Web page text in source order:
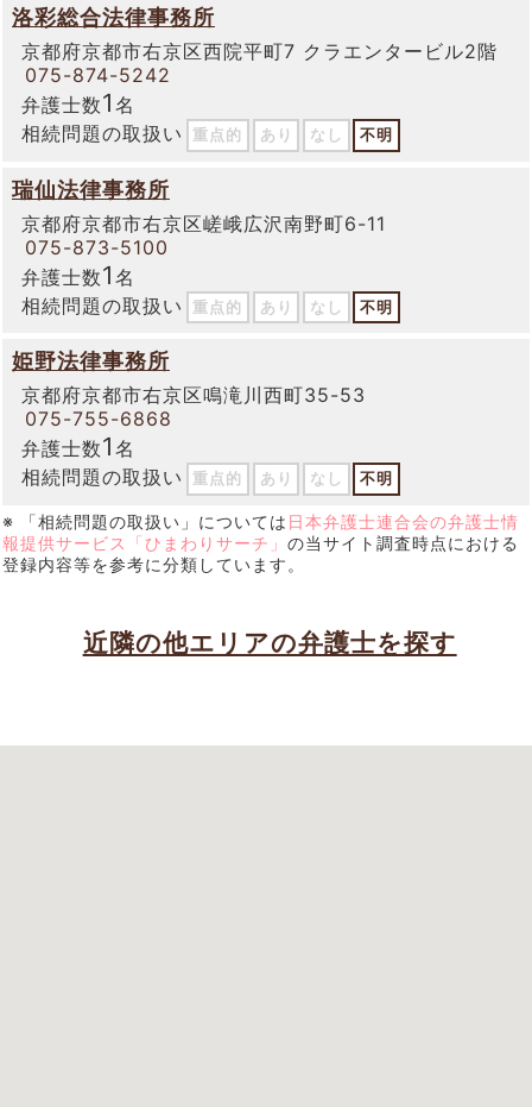
洛彩総合法律事務所
京都府京都市右京区西院平町7 クラエンタービル2階
075-874-5242
弁護士数1 名
相続問題の取扱い
重点的 あり なし 不明
瑞仙法律事務所
京都府京都市右京区嵯峨広沢南野町6-11
075-873-5100
弁護士数1 名
相続問題の取扱い
重点的 あり なし 不明
姫野法律事務所
京都府京都市右京区鳴滝川西町35-53
075-755-6868
弁護士数1 名
相続問題の取扱い
重点的 あり なし 不明
※ 「相続問題の取扱い」については 日本弁護士連合会の弁護士情
報提供サービス「ひまわりサーチ」 の当サイト調査時点における
登録内容等を参考に分類しています。
近隣の他エリアの弁護士を探す